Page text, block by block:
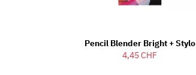
Pencil Blender Bright + Stylo
4,45 CHF